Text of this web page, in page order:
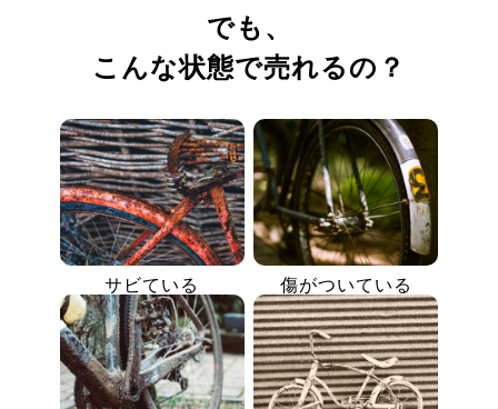
でも、
こんな状態で売れるの？
サビている 傷がついている